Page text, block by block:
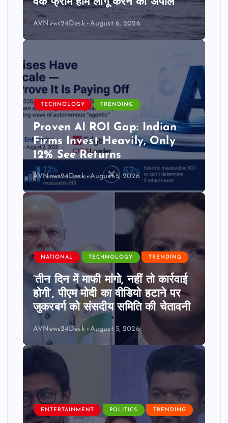
o
n
AVNews24Desk August 6, 2026
TECHNOLOGY TRENDING
Proven AI ROI Gap: Indian
Firms Invest Heavily, Only
12% See Returns
AVNews24Desk August 5, 2026
NATIONAL TECHNOLOGY TRENDING
‘तीन दिन में माफी मांगो, नहीं तो कार्रवाई
होगी’, पीएम मोदी का वीडियो हटाने पर
जुकरबर्ग को संसदीय समिति की चेतावनी
AVNews24Desk August 5, 2026
ENTERTAINMENT POLITICS TRENDING